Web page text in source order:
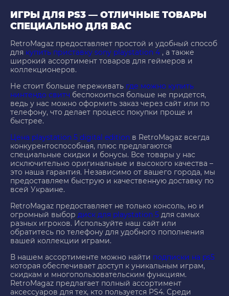
ИГРЫ ДЛЯ PS3 — ОТЛИЧНЫЕ ТОВАРЫ
СПЕЦИАЛЬНО ДЛЯ ВАС
RetroMagaz предоставляет простой и удобный способ
для купить приставку sony playstation 4 , а также
широкий ассортимент товаров для геймеров и
коллекционеров.
Не стоит больше переживать где можно купить
нинтендо свитч беспокоиться больше не придется,
ведь у нас можно оформить заказ через сайт или по
телефону, что делает процесс покупки проще и
быстрее.
Цена playstation 5 digital edition в RetroMagaz всегда
конкурентоспособная, плюс предлагаются
специальные скидки и бонусы. Все товары у нас
исключительно оригинальные и высокого качества –
это наша гарантия. Независимо от вашего города, мы
предоставляем быструю и качественную доставку по
всей Украине.
RetroMagaz предоставляет не только консоль, но и
огромный выбор диск для playstation 5 для самых
разных игроков. Используйте наш сайт или
обратитесь по телефону для удобного пополнения
вашей коллекции играми.
В нашем ассортименте можно найти подписки на ps5
которая обеспечивает доступ к уникальным играм,
скидкам и многопользовательским функциям.
RetroMagaz предлагает полный ассортимент
аксессуаров для тех, кто пользуется PS4. Среди